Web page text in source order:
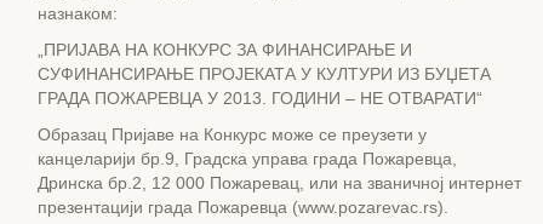
назнаком:
„ПРИЈАВА НА КОНКУРС ЗА ФИНАНСИРАЊЕ И
СУФИНАНСИРАЊЕ ПРОЈЕКАТА У КУЛТУРИ ИЗ БУЏЕТА
ГРАДА ПОЖАРЕВЦА У 2013. ГОДИНИ – НЕ ОТВАРАТИ“
Образац Пријаве на Конкурс може се преузети у
канцеларији бр.9, Градска управа града Пожаревца,
Дринска бр.2, 12 000 Пожаревац, или на званичној интернет
презентацији града Пожаревца (www.pozarevac.rs).